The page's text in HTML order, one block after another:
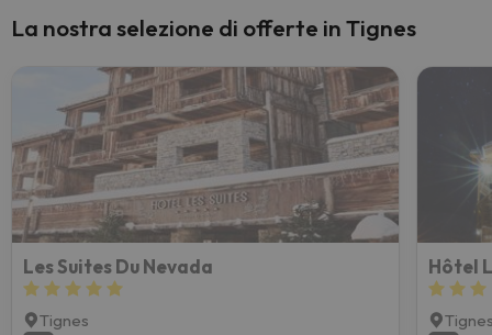
La nostra selezione di offerte in Tignes
Les Suites Du Nevada
Tignes
Hôtel